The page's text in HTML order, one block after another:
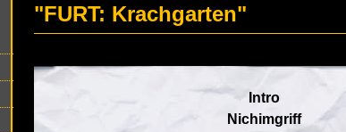
"FURT: Krachgarten"
Intro
Nichimgriff